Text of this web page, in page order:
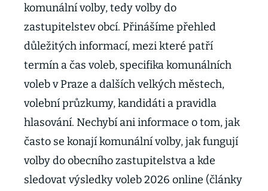
komunální volby, tedy volby do
zastupitelstev obcí. Přinášíme přehled
důležitých informací, mezi které patří
termín a čas voleb, specifika komunálních
voleb v Praze a dalších velkých městech,
volební průzkumy, kandidáti a pravidla
hlasování. Nechybí ani informace o tom, jak
často se konají komunální volby, jak fungují
volby do obecního zastupitelstva a kde
sledovat výsledky voleb 2026 online (články